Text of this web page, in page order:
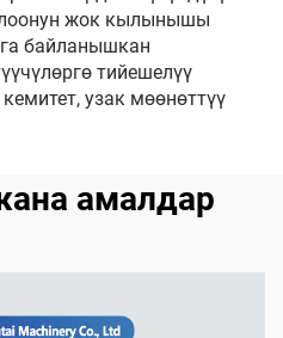
жок кылынышы
байланышкан
тийешелүү
узак мөөнөттүү
амалдар